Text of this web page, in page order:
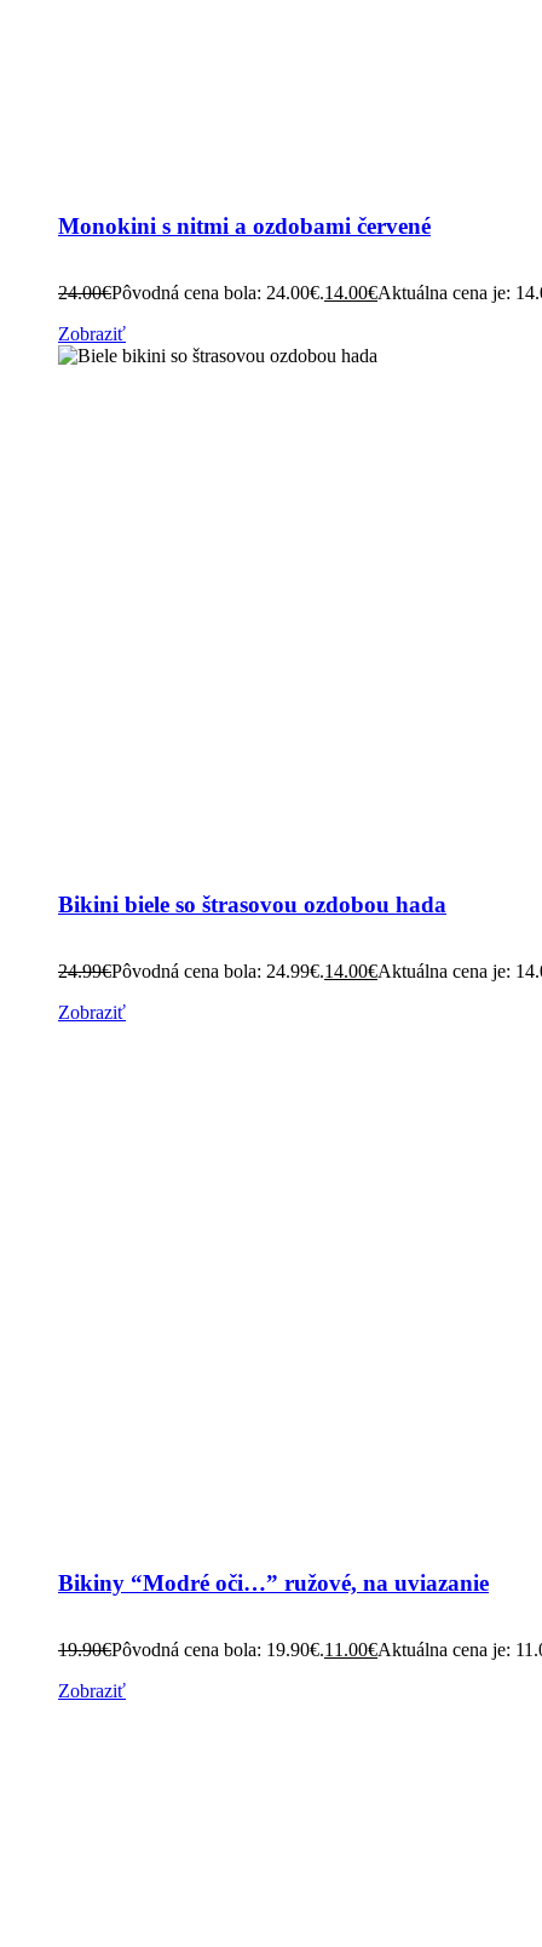
Monokini s nitmi a ozdobami červené
24.00€Pôvodná cena bola: 24.00€.14.00€Aktuálna cena je:
Zobraziť
Bikini biele so štrasovou ozdobou hada
24.99€Pôvodná cena bola: 24.99€.14.00€Aktuálna cena je:
Zobraziť
Bikiny “Modré oči…” ružové, na uviazanie
19.90€Pôvodná cena bola: 19.90€.11.00€Aktuálna cena je:
Zobraziť